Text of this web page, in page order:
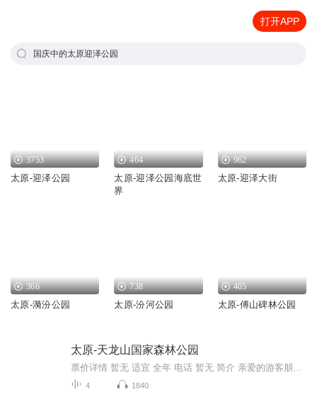
打开APP
国庆中的太原迎泽公园
3753
太原-迎泽公园
464
太原-迎泽公园海底世
界
962
太原-迎泽大街
366
太原-漪汾公园
738
太原-汾河公园
405
太原-傅山碑林公园
太原-天龙山国家森林公园
4 1840